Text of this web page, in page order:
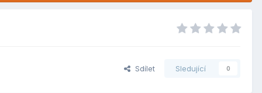
Sdílet Sledující 0